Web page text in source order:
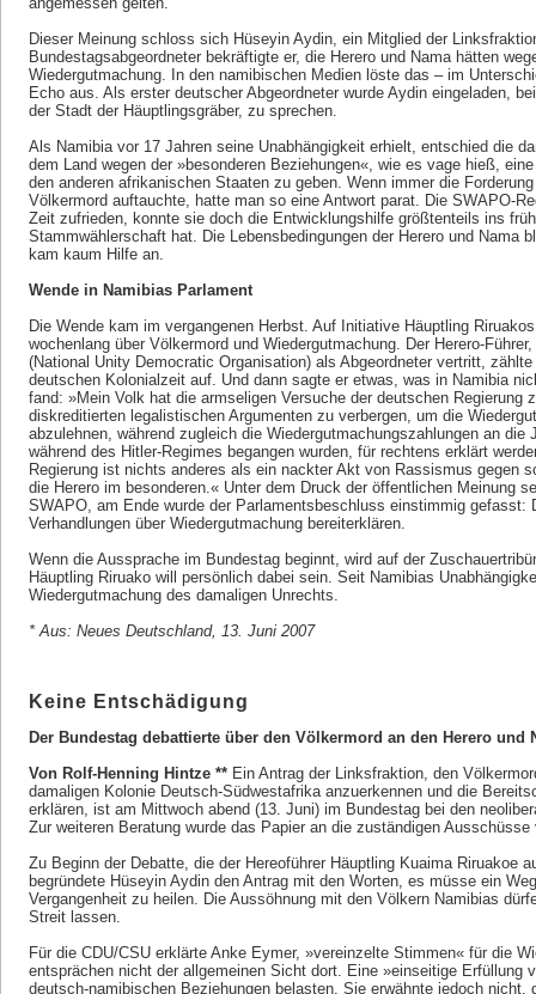
Dieser Meinung schloss sich Hüseyin Aydin, ein Mitglied der
Bundestagsabgeordneter bekräftigte er, die Herero und Nama hätten
Wiedergutmachung. In den namibischen Medien löste das – im
Echo aus. Als erster deutscher Abgeordneter wurde Aydin eingeladen,
der Stadt der Häuptlingsgräber, zu sprechen.
Als Namibia vor 17 Jahren seine Unabhängigkeit erhielt, entschied die
dem Land wegen der »besonderen Beziehungen«, wie es vage hieß,
den anderen afrikanischen Staaten zu geben. Wenn immer die
Völkermord auftauchte, hatte man so eine Antwort parat. Die SWAPO-
Zeit zufrieden, konnte sie doch die Entwicklungshilfe größtenteils ins
Stammwählerschaft hat. Die Lebensbedingungen der Herero und Nama
kam kaum Hilfe an.
Wende in Namibias Parlament
Die Wende kam im vergangenen Herbst. Auf Initiative Häuptling
wochenlang über Völkermord und Wiedergutmachung. Der Herero-
(National Unity Democratic Organisation) als Abgeordneter vertritt,
deutschen Kolonialzeit auf. Und dann sagte er etwas, was in Namibia
fand: »Mein Volk hat die armseligen Versuche der deutschen Regierung
diskreditierten legalistischen Argumenten zu verbergen, um die
abzulehnen, während zugleich die Wiedergutmachungszahlungen an die
während des Hitler-Regimes begangen wurden, für rechtens erklärt
Regierung ist nichts anderes als ein nackter Akt von Rassismus gegen
die Herero im besonderen.« Unter dem Druck der öffentlichen Meinung
SWAPO, am Ende wurde der Parlamentsbeschluss einstimmig gefasst:
Verhandlungen über Wiedergutmachung bereiterklären.
Wenn die Aussprache im Bundestag beginnt, wird auf der
Häuptling Riruako will persönlich dabei sein. Seit Namibias
Wiedergutmachung des damaligen Unrechts.
* Aus: Neues Deutschland, 13. Juni 2007
Keine Entschädigung
Der Bundestag debattierte über den Völkermord an den Herero und
Von Rolf-Henning Hintze **Ein Antrag der Linksfraktion, den
damaligen Kolonie Deutsch-Südwestafrika anzuerkennen und die
erklären, ist am Mittwoch abend (13. Juni) im Bundestag bei den
Zur weiteren Beratung wurde das Papier an die zuständigen Ausschüsse
Zu Beginn der Debatte, die der Hereoführer Häuptling Kuaima Riruakoe
begründete Hüseyin Aydin den Antrag mit den Worten, es müsse ein
Vergangenheit zu heilen. Die Aussöhnung mit den Völkern Namibias
Streit lassen.
Für die CDU/CSU erklärte Anke Eymer, »vereinzelte Stimmen« für die
entsprächen nicht der allgemeinen Sicht dort. Eine »einseitige Erfüllung
deutsch-namibischen Beziehungen belasten. Sie erwähnte jedoch